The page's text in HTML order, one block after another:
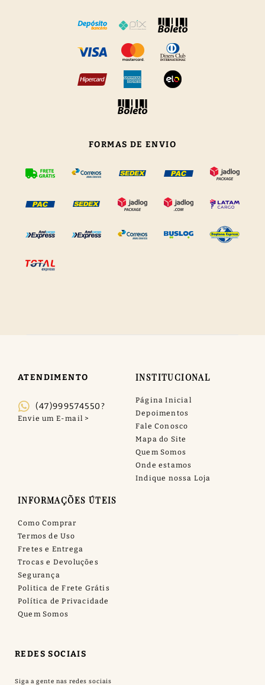
FORMAS DE ENVIO
ATENDIMENTO
(47)999574550?
INSTITUCIONAL
Página Inicial
Depoimentos
Fale Conosco
Mapa do Site
Quem Somos
Onde estamos
Indique nossa Loja
INFORMAÇÕES ÚTEIS
Como Comprar
Termos de Uso
Fretes e Entrega
Trocas e Devoluções
Segurança
Politica de Frete Grátis
Política de Privacidade
Quem Somos
REDES SOCIAIS